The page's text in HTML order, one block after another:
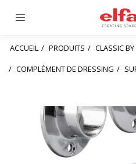
ACCUEIL PRODUITS
CLASSIC BY
COMPLÉMENT DE DRESSING